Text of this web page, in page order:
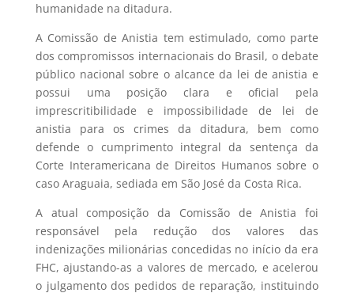
humanidade na ditadura.
A Comissão de Anistia tem estimulado, como parte
dos compromissos internacionais do Brasil, o debate
público nacional sobre o alcance da lei de anistia e
possui uma posição clara e oficial pela
imprescritibilidade e impossibilidade de lei de
anistia para os crimes da ditadura, bem como
defende o cumprimento integral da sentença da
Corte Interamericana de Direitos Humanos sobre o
caso Araguaia, sediada em São José da Costa Rica.
A atual composição da Comissão de Anistia foi
responsável pela redução dos valores das
indenizações milionárias concedidas no início da era
FHC, ajustando-as a valores de mercado, e acelerou
o julgamento dos pedidos de reparação, instituindo